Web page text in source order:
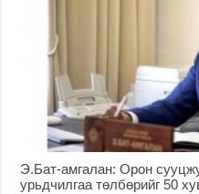
Э.Бат-амгалан: Орон
урьдчилгаа төлбөрийг 50